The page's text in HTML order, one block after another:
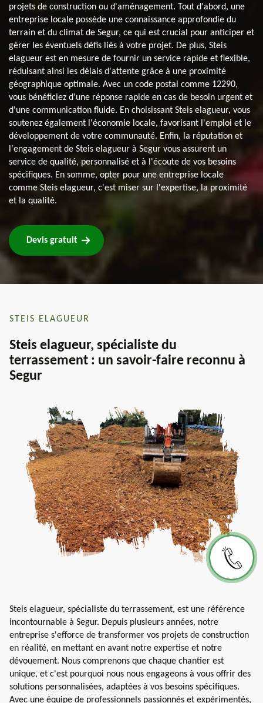
projets de construction ou d'aménagement. Tout d'abord, une
entreprise locale possède une connaissance approfondie du
terrain et du climat de Segur, ce qui est crucial pour anticiper et
gérer les éventuels défis liés à votre projet. De plus, Steis
elagueur est en mesure de fournir un service rapide et flexible,
réduisant ainsi les délais d'attente grâce à une proximité
géographique optimale. Avec un code postal comme 12290,
vous bénéficiez d'une réponse rapide en cas de besoin urgent et
d'une communication fluide. En choisissant Steis elagueur, vous
soutenez également l'économie locale, favorisant l'emploi et le
développement de votre communauté. Enfin, la réputation et
l'engagement de Steis elagueur à Segur vous assurent un
service de qualité, personnalisé et à l'écoute de vos besoins
spécifiques. En somme, opter pour une entreprise locale
comme Steis elagueur, c'est miser sur l'expertise, la proximité
et la qualité.
Devis gratuit
STEIS ELAGUEUR
Steis elagueur, spécialiste du
terrassement : un savoir-faire reconnu à
Segur
Steis elagueur, spécialiste du terrassement, est une référence
incontournable à Segur. Depuis plusieurs années, notre
entreprise s'efforce de transformer vos projets de construction
en réalité, en mettant en avant notre expertise et notre
dévouement. Nous comprenons que chaque chantier est
unique, et c'est pourquoi nous nous engageons à vous offrir des
solutions personnalisées, adaptées à vos besoins spécifiques.
Avec une équipe de professionnels passionnés et expérimentés,